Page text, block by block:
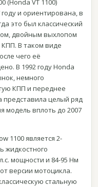
(Honda VT 1100)
и ориентирована, в
это был классический
двойным выхлопом
В таком виде
чего её
В 1992 году Honda
немного
КПП и переднее
представила целый ряд
модель вплоть до 2007
1100 является 2-
жидкостного
мощности и 84-95 Нм
версии мотоцикла.
стальную